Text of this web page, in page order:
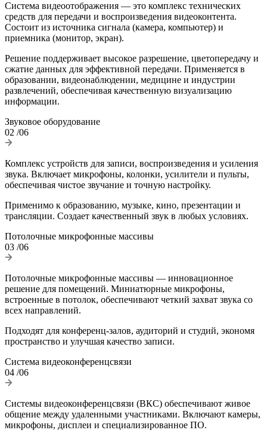
Система видеоотображения — это комплекс технических
средств для передачи и воспроизведения видеоконтента.
Состоит из источника сигнала (камера, компьютер) и
приемника (монитор, экран).
Решение поддерживает высокое разрешение, цветопередачу и
сжатие данных для эффективной передачи. Применяется в
образовании, видеонаблюдении, медицине и индустрии
развлечений, обеспечивая качественную визуализацию
информации.
Звуковое оборудование
02 /06
Комплекс устройств для записи, воспроизведения и усиления
звука. Включает микрофоны, колонки, усилители и пульты,
обеспечивая чистое звучание и точную настройку.
Применимо к образованию, музыке, кино, презентации и
трансляции. Создает качественный звук в любых условиях.
Потолочные микрофонные массивы
03 /06
Потолочные микрофонные массивы — инновационное
решение для помещений. Миниатюрные микрофоны,
встроенные в потолок, обеспечивают четкий захват звука со
всех направлений.
Подходят для конференц-залов, аудиторий и студий, экономя
пространство и улучшая качество записи.
Система видеоконференцсвязи
04 /06
Системы видеоконференцсвязи (ВКС) обеспечивают живое
общение между удаленными участниками. Включают камеры,
микрофоны, дисплеи и специализированное ПО.